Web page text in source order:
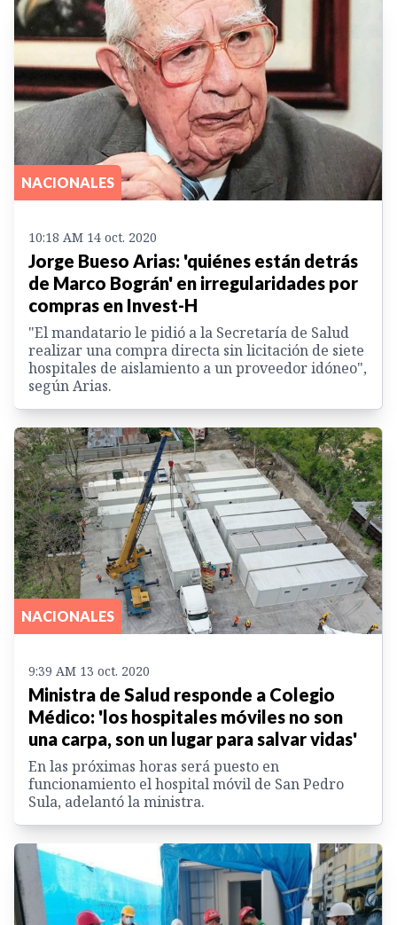
NACIONALES
10:18 AM 14 oct. 2020
Jorge Bueso Arias: 'quiénes están detrás
de Marco Bográn' en irregularidades por
compras en Invest-H
"El mandatario le pidió a la Secretaría de Salud
realizar una compra directa sin licitación de siete
hospitales de aislamiento a un proveedor idóneo",
según Arias.
NACIONALES
9:39 AM 13 oct. 2020
Ministra de Salud responde a Colegio
Médico: 'los hospitales móviles no son
una carpa, son un lugar para salvar vidas'
En las próximas horas será puesto en
funcionamiento el hospital móvil de San Pedro
Sula, adelantó la ministra.